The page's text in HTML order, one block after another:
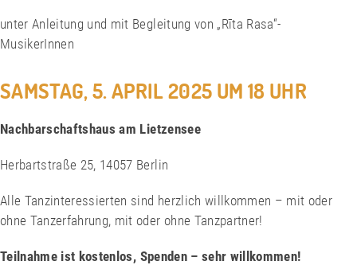
unter Anleitung und mit Begleitung von „Rīta Rasa“-
MusikerInnen
SAMSTAG, 5. APRIL 2025 UM 18 UHR
Nachbarschaftshausam Lietzensee
Herbartstraße 25, 14057 Berlin
Alle Tanzinteressierten sind herzlich willkommen – mit oder
ohne Tanzerfahrung, mit oder ohne Tanzpartner!
Teilnahme ist kostenlos, Spenden – sehr willkommen!